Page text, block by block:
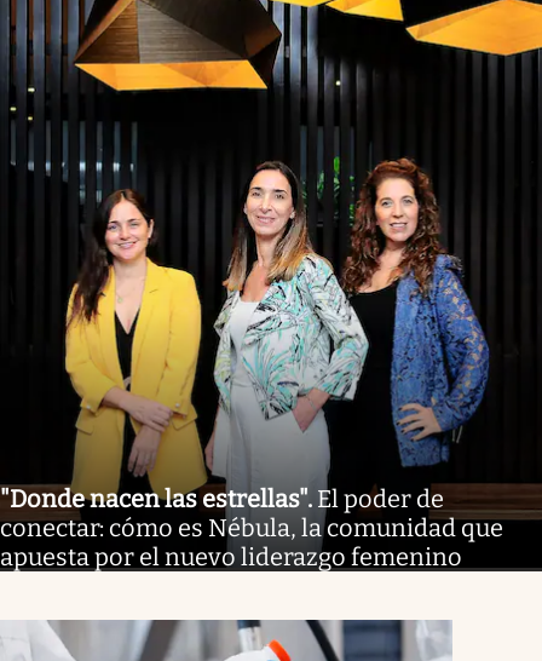
"Donde nacen las estrellas". El poder de
conectar: cómo es Nébula, la comunidad que
apuesta por el nuevo liderazgo femenino